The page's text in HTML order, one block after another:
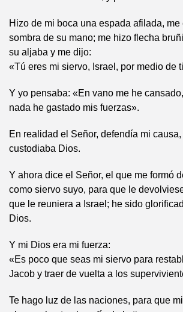
Hizo de mi boca una espada afilada,
sombra de su mano; me hizo flecha
su aljaba y me dijo:
«Tú eres mi siervo, Israel, por medio de
Y yo pensaba: «En vano me he
nada he gastado mis fuerzas».
En realidad el Señor, defendía mi
custodiaba Dios.
Y ahora dice el Señor, el que me formó
como siervo suyo, para que le
que le reuniera a Israel; he sido
Dios.
Y mi Dios era mi fuerza:
«Es poco que seas mi siervo para
Jacob y traer de vuelta a los
Te hago luz de las naciones, para que